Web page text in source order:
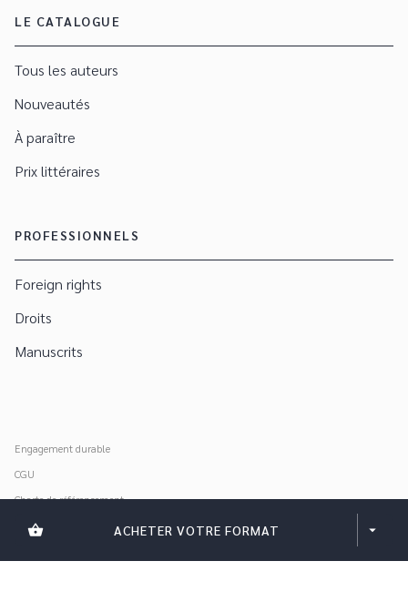
shopping_basket ACHETER VOTRE FORMAT arrow_drop_down
LE CATALOGUE
Tous les auteurs
Nouveautés
À paraître
Prix littéraires
PROFESSIONNELS
Foreign rights
Droits
Manuscrits
Engagement durable
CGU
Charte de référencement
Données personnelles